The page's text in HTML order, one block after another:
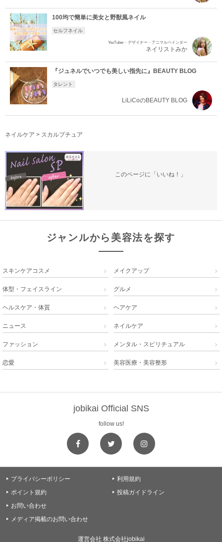
100均で簡単に美女と野獣風ネイル
セルフネイル
YouTuber・デザイナー・アニマルペインター
ネイリストみか
『ジュネルでいつでも美しい指先に』BEAUTY BLOG
タレント
LiLiCoのBEAUTY BLOG
ネイルケア > スカルプチュア
このページに「いいね！」
ジャンルから美容法を探す
スキンケアコスメ  メイクアップ 
体型・フェイスライン  グルメ 
ヘルスケア・体質  ヘアケア 
ニュース  ネイルケア 
ファッション  メンタル・スピリチュアル 
恋愛  美容医療・美容整形 
jobikai Official SNS
follow us!
 プライバシーポリシー  利用規約
 ポイント規約  投稿ガイドライン
 お問い合わせ
 メディア掲載のお問い合わせ
運営会社 株式会社jobikai